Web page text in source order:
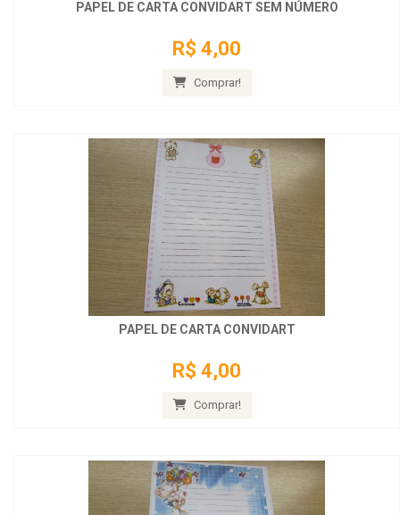
PAPEL DE CARTA CONVIDART SEM NÚMERO
R$ 4,00
Comprar!
PAPEL DE CARTA CONVIDART
R$ 4,00
Comprar!